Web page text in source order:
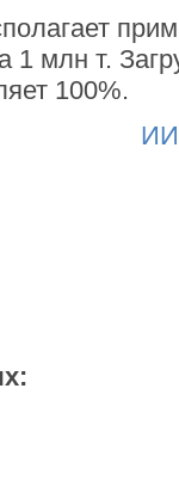
1 млн т.
100%.